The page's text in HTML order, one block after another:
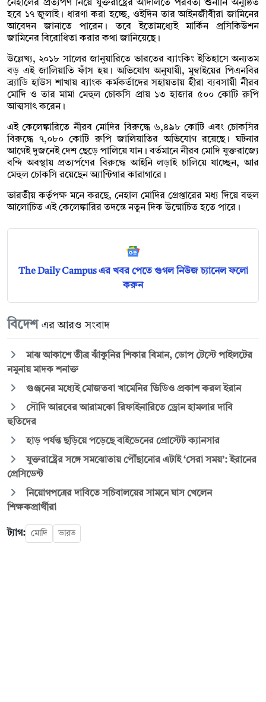
নেহালের প্রত্যর্পণ নিয়ে যুক্তরাষ্ট্রের আদালতে পরবর্তী শুনানি অনুষ্ঠিত
হবে ১৭ জুলাই। ধারণা করা হচ্ছে, ওইদিন তার আইনজীবীরা জামিনের
আবেদন জানাতে পারেন। তবে ইতোমধ্যেই মার্কিন প্রসিকিউশন
জামিনের বিরোধিতা করার কথা জানিয়েছে।
উল্লেখ্য, ২০১৮ সালের জানুয়ারিতে ভারতের ব্যাংকিং ইতিহাসে অন্যতম
বড় এই জালিয়াতি ফাঁস হয়। অভিযোগ অনুযায়ী, মুম্বাইয়ের পিএনবির
ব্র্যাডি হাউস শাখায় ব্যাংক কর্মকর্তাদের সহায়তায় হীরা ব্যবসায়ী নীরব
মোদি ও তার মামা মেহুল চোকসি প্রায় ১৩ হাজার ৫০০ কোটি রুপি
আত্মসাৎ করেন।
এই কেলেঙ্কারিতে নীরব মোদির বিরুদ্ধে ৬,৪৯৮ কোটি এবং চোকসির
বিরুদ্ধে ৭,০৮০ কোটি রুপি জালিয়াতির অভিযোগ রয়েছে। ঘটনার
আগেই দুজনেই দেশ ছেড়ে পালিয়ে যান। বর্তমানে নীরব মোদি যুক্তরাজ্যে
বন্দি অবস্থায় প্রত্যর্পণের বিরুদ্ধে আইনি লড়াই চালিয়ে যাচ্ছেন, আর
মেহুল চোকসি রয়েছেন অ্যান্টিগার কারাগারে।
ভারতীয় কর্তৃপক্ষ মনে করছে, নেহাল মোদির গ্রেপ্তারের মধ্য দিয়ে বহুল
আলোচিত এই কেলেঙ্কারির তদন্তে নতুন দিক উন্মোচিত হতে পারে।
The Daily Campus এর খবর পেতে গুগল নিউজ চ্যানেল ফলো
করুন
বিদেশ এর আরও সংবাদ
মাঝ আকাশে তীব্র ঝাঁকুনির শিকার বিমান, ডোপ টেস্টে পাইলটের
নমুনায় মাদক শনাক্ত
গুঞ্জনের মধ্যেই মোজতবা খামেনির ভিডিও প্রকাশ করল ইরান
সৌদি আরবের আরামকো রিফাইনারিতে ড্রোন হামলার দাবি
হুতিদের
হাড় পর্যন্ত ছড়িয়ে পড়েছে বাইডেনের প্রোস্টেট ক্যানসার
যুক্তরাষ্ট্রের সঙ্গে সমঝোতায় পৌঁছানোর এটাই ‘সেরা সময়’: ইরানের
প্রেসিডেন্ট
নিয়োগপত্রের দাবিতে সচিবালয়ের সামনে ঘাস খেলেন
শিক্ষকপ্রার্থীরা
ট্যাগ: মোদি ভারত